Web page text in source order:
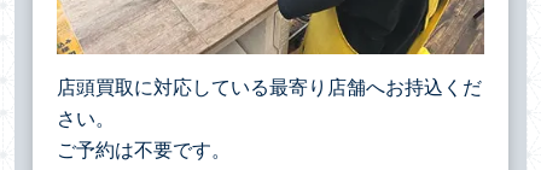
店頭買取に対応している最寄り店舗へお持込くだ
さい。
ご予約は不要です。